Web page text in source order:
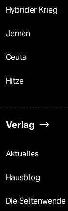
Hybrider Krieg
Jemen
Ceuta
Hitze
Verlag
Aktuelles
Hausblog
Die Seitenwende